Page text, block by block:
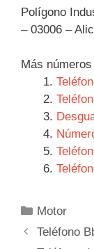
Polígono
– 03006 –
Más
Categorías
Motor
Navegación
Teléfono